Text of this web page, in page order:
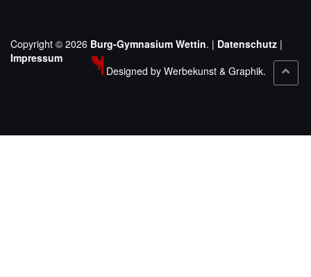
Copyright © 2026 Burg-Gymnasium Wettin. | Datenschutz |
Impressum
Designed by Werbekunst & Graphik.